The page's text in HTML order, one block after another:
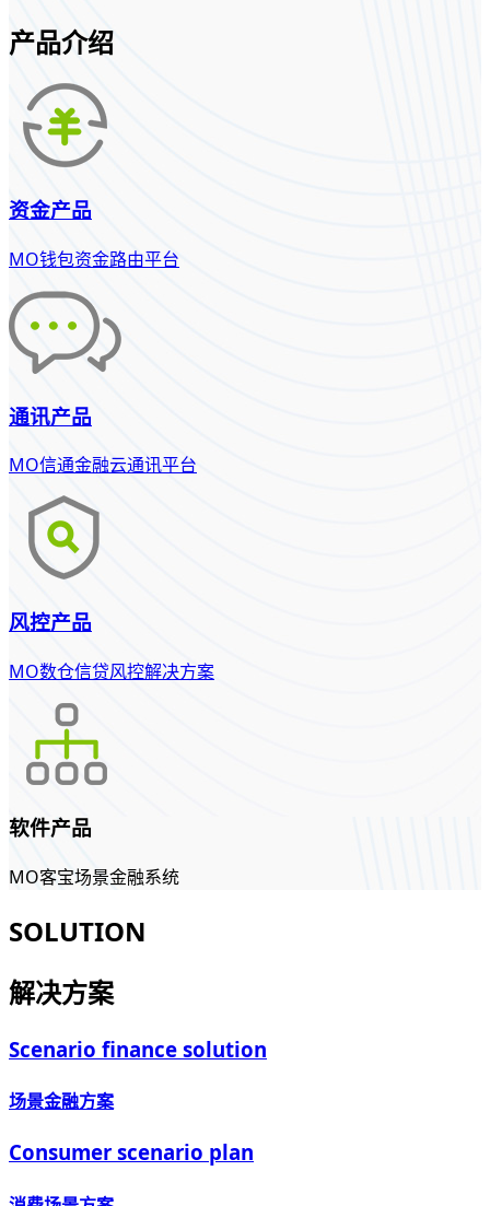
产品介绍
资金产品
MO钱包资金路由平台
通讯产品
MO信通金融云通讯平台
风控产品
MO数仓信贷风控解决方案
软件产品
MO客宝场景金融系统
SOLUTION
解决方案
Scenario finance solution
场景金融方案
Consumer scenario plan